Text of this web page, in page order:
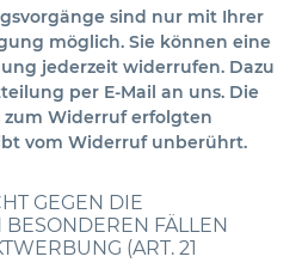
sind nur mit Ihrer
möglich. Sie können eine
jederzeit widerrufen. Dazu
per E-Mail an uns. Die
Widerruf erfolgten
vom Widerruf unberührt.
GEGEN DIE
FÄLLEN
(ART. 21